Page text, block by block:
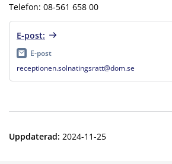
Telefon: 08-561 658 00
E-post:
E-post
receptionen.solnatingsratt@dom.se
Uppdaterad: 2024-11-25